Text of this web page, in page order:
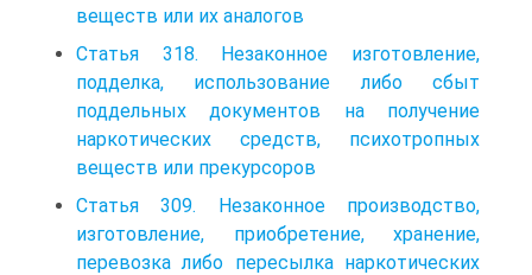
веществ или их аналогов
Статья 318. Незаконное изготовление,
подделка, использование либо сбыт
поддельных документов на получение
наркотических средств, психотропных
веществ или прекурсоров
Статья 309. Незаконное производство,
изготовление, приобретение, хранение,
перевозка либо пересылка наркотических